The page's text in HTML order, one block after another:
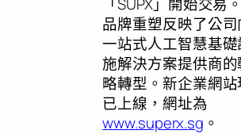
品牌重塑反映了公司
一站式人工智慧基礎
施解決方案提供商的
略轉型。新企業網站
已上線，網址為
www.superx.sg 。